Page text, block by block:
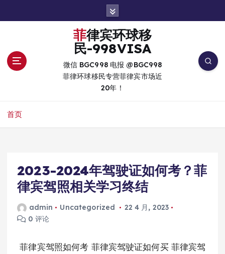
菲律宾环球移
民-998VISA
微信 BGC998 电报 @BGC998
菲律环球移民专营菲律宾市场近
20年！
首页
2023-2024年驾驶证如何考？菲
律宾驾照相关学习终结
admin Uncategorized
22 4 月, 2023
0 评论
菲律宾驾照如何考 菲律宾驾驶证如何买 菲律宾驾